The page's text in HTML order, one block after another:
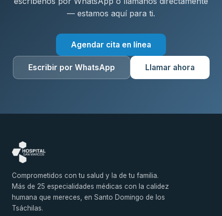
— estamos aquí para ti.
Agendar cita en línea
Escribir por WhatsApp Llamar ahora
Comprometidos con tu salud y la de tu familia.
Más de 25 especialidades médicas con la calidez
humana que mereces, en Santo Domingo de los
Tsáchilas.